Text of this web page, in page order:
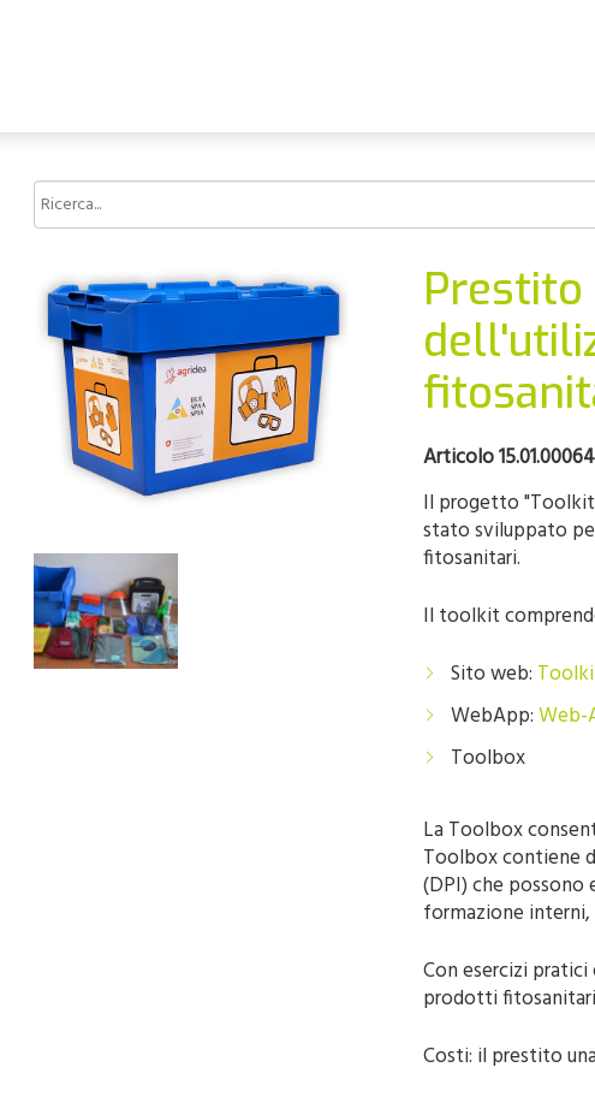
Prestito
Articolo
Il progetto
stato sviluppato
fitosanitari.
Il toolkit
Sito web:
WebApp:Web-
Toolbox
La Toolbox
Toolbox contiene
(DPI) che possono
formazione interni,
Con esercizi
prodotti
Costi: il prestito